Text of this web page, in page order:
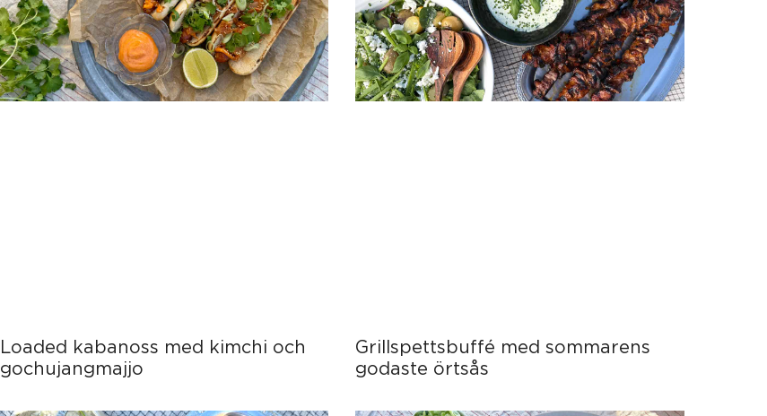
Loaded kabanoss med kimchi och
gochujangmajjo
Grillspettsbuffé med sommarens
godaste örtsås